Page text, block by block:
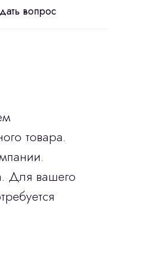
вопрос
товара.
Для вашего